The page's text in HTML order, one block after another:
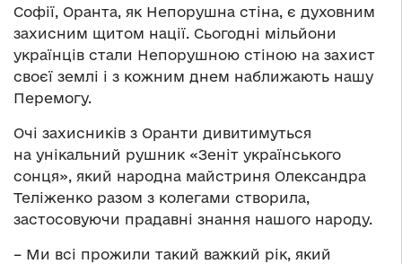
Софії, Оранта, як Непорушна стіна, є духовним
захисним щитом нації. Сьогодні мільйони
українців стали Непорушною стіною на захист
своєї землі і з кожним днем наближають нашу
Перемогу.
Очі захисників з Оранти дивитимуться
на унікальний рушник «Зеніт українського
сонця», який народна майстриня Олександра
Теліженко разом з колегами створила,
застосовуючи прадавні знання нашого народу.
– Ми всі прожили такий важкий рік, який